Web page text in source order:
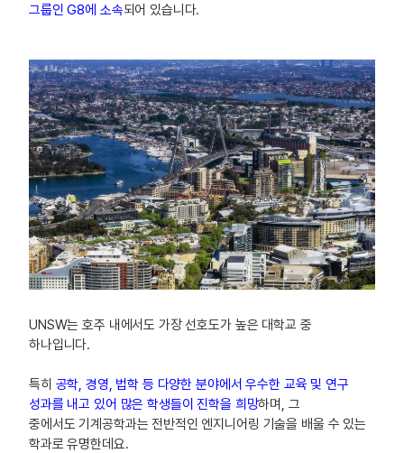
그룹인 G8에 소속되어 있습니다.
UNSW는 호주 내에서도 가장 선호도가 높은 대학교 중
하나입니다.
특히 공학, 경영, 법학 등 다양한 분야에서 우수한 교육 및 연구
성과를 내고 있어 많은 학생들이 진학을 희망하며, 그
중에서도 기계공학과는 전반적인 엔지니어링 기술을 배울 수 있는
학과로 유명한데요.